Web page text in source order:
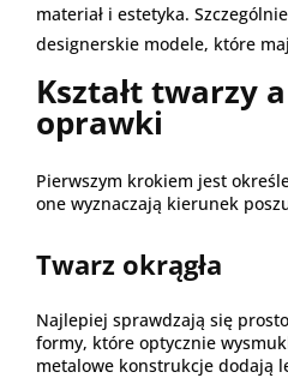
materiał i estetyka.
designerskie modele, które
Kształt twarzy
oprawki
Pierwszym krokiem jest
one wyznaczają kierunek
Twarz okrągła
Najlepiej sprawdzają się
formy, które optycznie
metalowe konstrukcje dodają